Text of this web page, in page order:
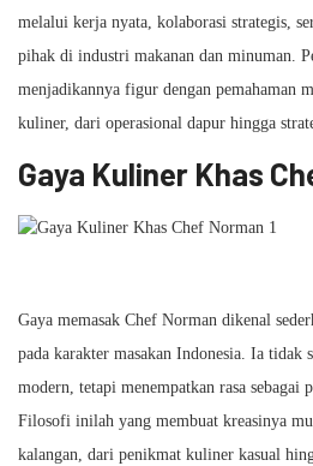
melalui kerja nyata, kolaborasi strategis,
pihak di industri makanan dan minuman.
menjadikannya figur dengan pemahaman
kuliner, dari operasional dapur hingga
Gaya Kuliner Khas
Gaya memasak Chef Norman dikenal
pada karakter masakan Indonesia. Ia tidak
modern, tetapi menempatkan rasa sebagai
Filosofi inilah yang membuat kreasinya
kalangan, dari penikmat kuliner kasual